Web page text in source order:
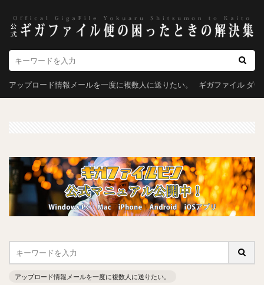
アップロード情報メールを一度に複数人に送りたい。 ギガファイル ダ
アップロード情報メールを一度に複数人に送りたい。